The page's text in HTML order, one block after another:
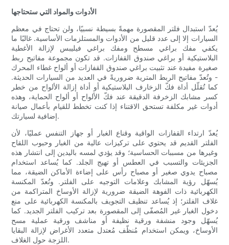
الأدوات والمواد التي ستحتاجها
يُعدّ استبدال فلتر المقصورة مهمةً بسيطة نسبيًا، ولن تحتاج في معظم
السيارات إلا إلى عدد قليل من الأدوات والمستلزمات الأساسية. غالبًا ما
يكفي مفك براغي مسطح ومفك براغي فيليبس لإزالة الأغطية
البلاستيكية أو براغي صندوق القفازات. قد تكون مجموعة مفاتيح ربط
صغيرة مفيدة عند تثبيت براغي صندوق القفازات أو ألواح غطاء المحرك
- وتُعدّ مفاتيح الربط المترية ضروريةً في العديد من السيارات الحديثة.
كما تُقلّل أداة فكّ الزخارف البلاستيكية أو أداة إزالة الألواح من خطر
كسر مشابك الزخرفة الدقيقة عند فكّ الألواح أو ألواح الحماية، وهذه
أدوات غير مكلفة تستحق الاقتناء إذا كنت تخطط للقيام بأعمال صيانة
إضافية لسيارتك.
يُعدّ ارتداء القفازات الواقية وقناع الغبار أو جهاز التنفس عمليًا، لأن
الفلتر القديم قد يحتوي على تركيزات عالية من الغبار وحبوب اللقاح
وغيرها من مسببات الحساسية؛ وقد يؤدي لمسه باليدين إلى انتشار هذه
الجزيئات والتسبب في العطس أو تهيج الجلد. كما يُساعد استخدام
مصباح يدوي صغير أو مصباح رأس على إضاءة الأماكن الضيقة، مما
يُسهّل رؤية المشابك وعلامات التوجيه على الفلتر. وتُعدّ المكنسة
الكهربائية ذات الفوهة الضيقة ضرورية لإزالة الأوساخ المتراكمة من
غلاف الفلتر؛ إذ يُساعد تنظيف التجويف بالمكنسة الكهربائية على منع
دخول الغبار غير المُصفّى إلى المقصورة بعد تركيب الفلتر الجديد. كما
يُسهّل وجود منشفة ورقية نظيفة أو مناشف ورقية عملية مسح
الأوساخ، ويمكن استخدام مُنظّف مُعتدل متعدد الأغراض لإزالة البقايا
اللزجة حول الغلاف.